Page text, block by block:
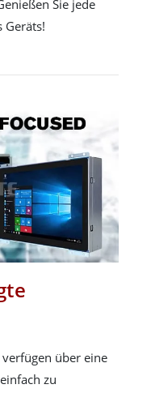
Sie jede
Geräts!
verfügen über eine
zu